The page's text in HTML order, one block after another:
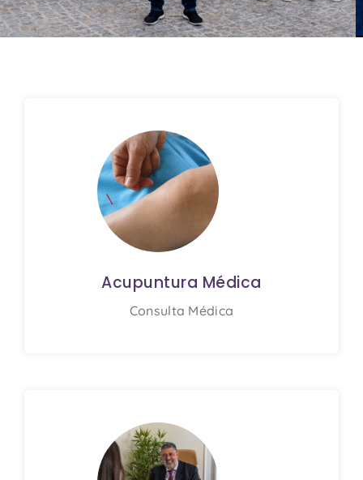
- Equipa
Multidisciplinar
Saber mais
Acupuntura Médica
Consulta Médica